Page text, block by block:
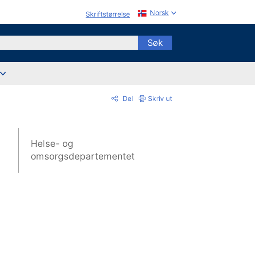
Skriftstørrelse Norsk
Søk
Del Skriv ut
Helse- og
omsorgsdepartementet